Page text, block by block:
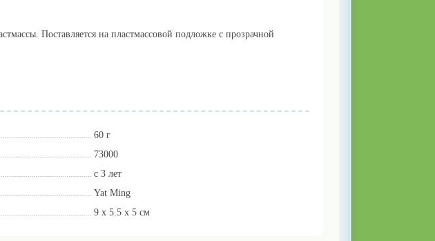
Поставляется на пластмассовой подложке с прозрачной
60 г
73000
с 3 лет
Yat Ming
9 x 5.5 x 5 см